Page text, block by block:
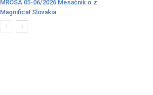
MROSA 05-06/2026 Mesačník o.z.
Magnificat Slovakia